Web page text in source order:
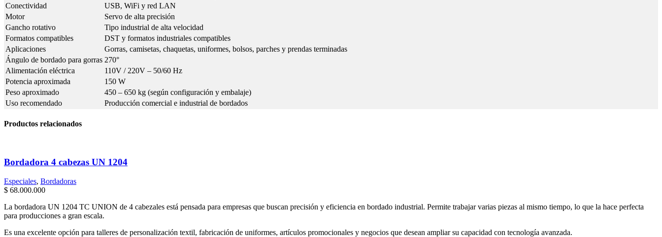
Conectividad
USB, WiFi y red LAN
Motor
Servo de alta precisión
Gancho rotativo
Tipo industrial de alta velocidad
Formatos compatibles
DST y formatos industriales compatibles
Aplicaciones
Gorras, camisetas, chaquetas, uniformes, bolsos, parches y prendas terminadas
Ángulo de bordado para gorras 270°
Alimentación eléctrica
110V / 220V – 50/60 Hz
Potencia aproximada
150 W
Peso aproximado
450 – 650 kg (según configuración y embalaje)
Uso recomendado
Producción comercial e industrial de bordados
Productos relacionados
Bordadora 4 cabezas UN 1204
Especiales, Bordadoras
$ 68.000.000
La bordadora UN 1204 TC UNION de 4 cabezales está pensada para empresas que buscan precisión y eficiencia en bordado industrial. Permite trabajar varias piezas al mismo tiempo, lo que la hace perfecta
para producciones a gran escala.
Es una excelente opción para talleres de personalización textil, fabricación de uniformes, artículos promocionales y negocios que desean ampliar su capacidad con tecnología avanzada.